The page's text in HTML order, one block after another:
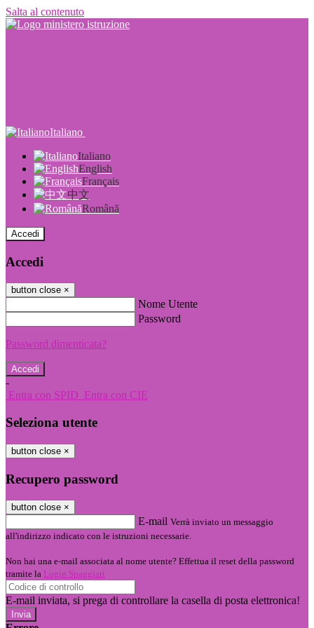
Salta al contenuto
Italiano
Italiano
English
Français
中文
Română
Accedi
Accedi
button close ×
Nome Utente
Password
Password dimenticata?
-
Entra con SPID Entra con CIE
Seleziona utente
button close ×
Recupero password
button close ×
E-mail Verrà inviato un messaggio
all'indirizzo indicato con le istruzioni necessarie.
Non hai una e-mail associata al nome utente? Effettua il reset della password
tramite la Login Spaggiari
E-mail inviata, si prega di controllare la casella di posta elettronica!